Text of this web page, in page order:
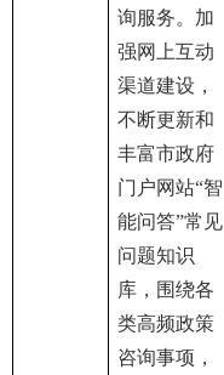
询服务。加
强网上互动
渠道建设，
不断更新和
丰富市政府
门户网站“智
能问答”常见
问题知识
库，围绕各
类高频政策
咨询事项，